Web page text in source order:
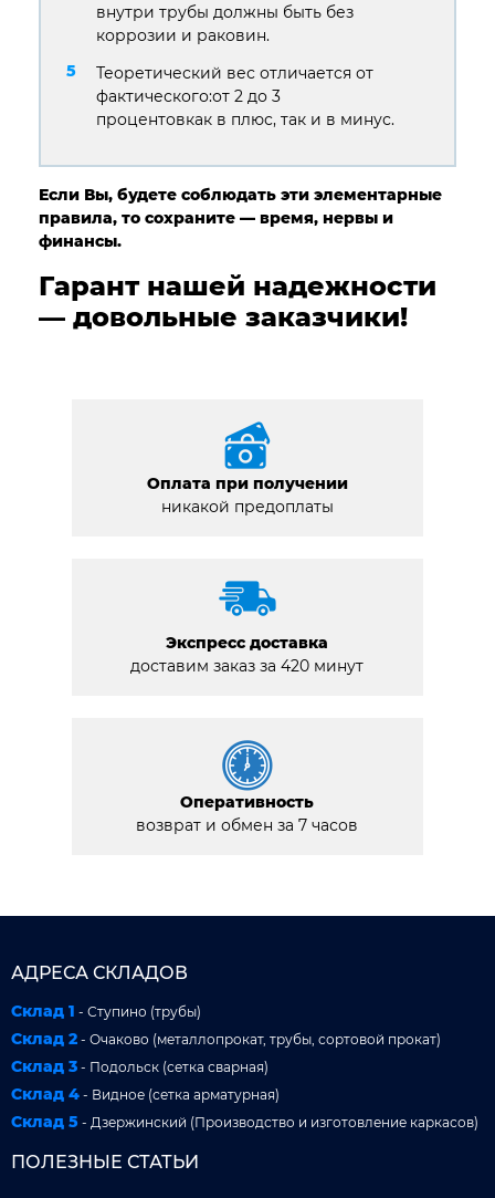
внутри трубы должны быть без
коррозии и раковин.
Теоретический вес отличается от
фактического:от 2 до 3
процентовкак в плюс, так и в минус.
Если Вы, будете соблюдать эти элементарные
правила, то сохраните — время, нервы и
финансы.
Гарант нашей надежности
— довольные заказчики!
Оплата при получении
никакой предоплаты
Экспресс доставка
доставим заказ за 420 минут
Оперативность
возврат и обмен за 7 часов
АДРЕСА СКЛАДОВ
Склад 1 - Ступино (трубы)
Склад 2 - Очаково (металлопрокат, трубы, сортовой прокат)
Склад 3 - Подольск (сетка сварная)
Склад 4 - Видное (сетка арматурная)
Склад 5 - Дзержинский (Производство и изготовление каркасов)
ПОЛЕЗНЫЕ СТАТЬИ